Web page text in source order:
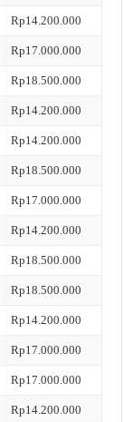
Rp14.200.000
Rp17.000.000
Rp18.500.000
Rp14.200.000
Rp14.200.000
Rp18.500.000
Rp17.000.000
Rp14.200.000
Rp18.500.000
Rp18.500.000
Rp14.200.000
Rp17.000.000
Rp17.000.000
Rp14.200.000